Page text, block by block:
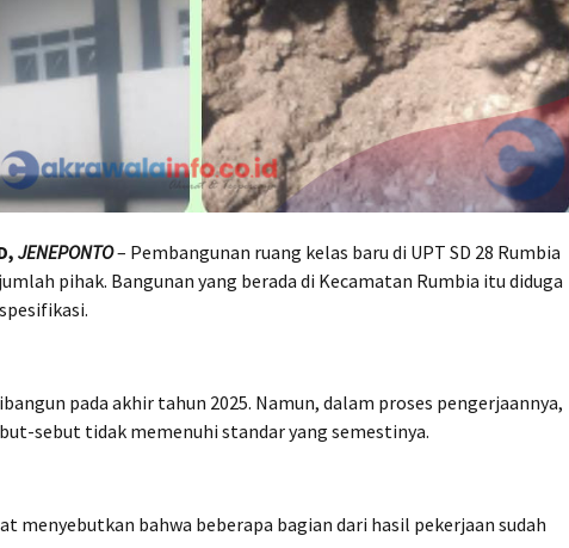
JENEPONTO– Pembangunan ruang kelas baru di UPT SD 28 Rumbia
pihak. Bangunan yang berada di Kecamatan Rumbia itu diduga
pada akhir tahun 2025. Namun, dalam proses pengerjaannya,
sebut tidak memenuhi standar yang semestinya.
menyebutkan bahwa beberapa bagian dari hasil pekerjaan sudah